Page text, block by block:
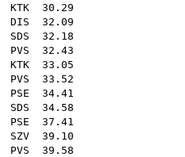
KTK 30.29
DIS 32.09
SDS 32.18
PVS 32.43
KTK 33.05
PVS 33.52
PSE 34.41
SDS 34.58
PSE 37.41
SZV 39.10
PVS 39.58